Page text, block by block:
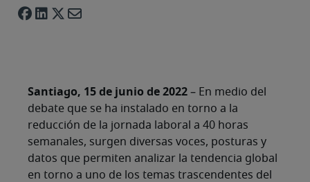
Santiago, 15 de junio de 2022 – En medio del
debate que se ha instalado en torno a la
reducción de la jornada laboral a 40 horas
semanales, surgen diversas voces, posturas y
datos que permiten analizar la tendencia global
en torno a uno de los temas trascendentes del